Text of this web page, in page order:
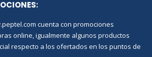
:
cuenta con promociones
online, igualmente algunos productos
respecto a los ofertados en los puntos de